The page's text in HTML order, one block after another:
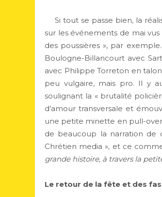
Si tout se passe bien, la
sur les événements de mai
des poussières », par
Boulogne-Billancourt avec
avec Philippe Torreton en
peu vulgaire, mais pro. Il y
soulignant la « brutalité
d’amour transversale et
une petite minette en pull-
de beaucoup la narration de
Chrétien media », et ce
grande histoire, à travers la
Le retour de la fête et des